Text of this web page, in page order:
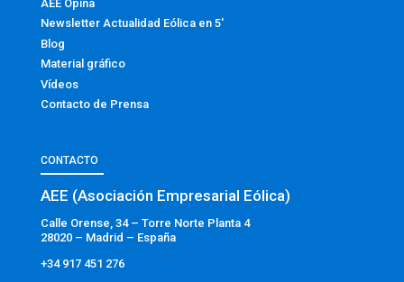
AEE Opina
Newsletter Actualidad Eólica en 5′
Blog
Material gráfico
Vídeos
Contacto de Prensa
CONTACTO
AEE (Asociación Empresarial Eólica)
Calle Orense, 34 – Torre Norte Planta 4
28020 – Madrid – España
+34 917 451 276